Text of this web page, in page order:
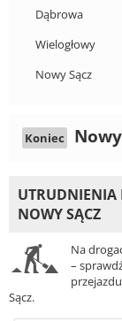
Dąbrowa
Wielogłowy
Nowy Sącz
Koniec
UTRUDNIENIA
NOWY SĄCZ
Na
–
Sącz.